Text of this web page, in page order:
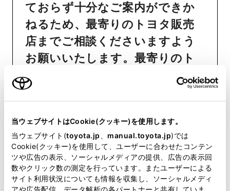
当ウェブサイトはCookie(クッキー)を使用します。
当ウェブサイト(toyota.jp manual.toyota.jp)では
Cookie(クッキー)を使用して、ユーザーに合わせたコンテン
ツや広告の表示、ソーシャルメディアの提供、広告の表示回
数やクリック数の測定を行っています。またユーザーによる
サイト利用状況についても情報を収集し、ソーシャルメディ
アや広告配信、データ解析の各パートナーと共有していま
ておらず十分なご案内ができか
ねるため、最寄りのトヨタ販売
店までご相談くださいますよう
お願いいたします。最寄りのト
ヨタ販売店は
からご確認
いただけます。
（販売店を窓口におクルマの状
態を診断する必要がございま
す）
納期（販売店単位でオーダーを